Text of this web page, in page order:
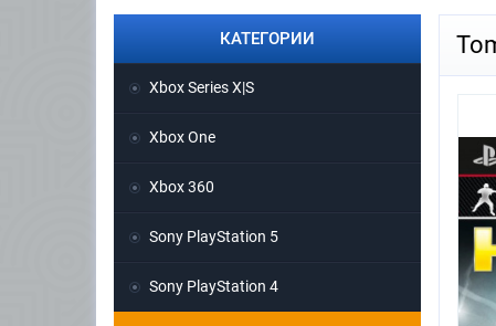
КАТЕГОРИИ
Xbox Series X|S
Xbox One
Xbox 360
Sony PlayStation 5
Sony PlayStation 4